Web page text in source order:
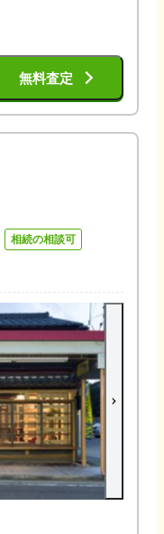
無料査定
相続の相談可